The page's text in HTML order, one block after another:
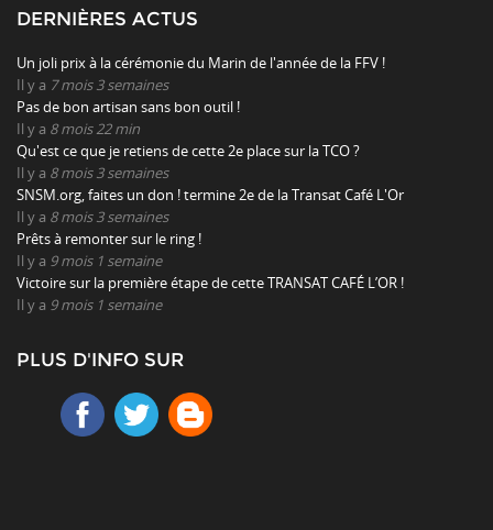
DERNIÈRES ACTUS
Un joli prix à la cérémonie du Marin de l'année de la FFV !
Il y a 7 mois 3 semaines
Pas de bon artisan sans bon outil !
Il y a 8 mois 22 min
Qu'est ce que je retiens de cette 2e place sur la TCO ?
Il y a 8 mois 3 semaines
SNSM.org, faites un don ! termine 2e de la Transat Café L'Or
Il y a 8 mois 3 semaines
Prêts à remonter sur le ring !
Il y a 9 mois 1 semaine
Victoire sur la première étape de cette TRANSAT CAFÉ L’OR !
Il y a 9 mois 1 semaine
PLUS D'INFO SUR